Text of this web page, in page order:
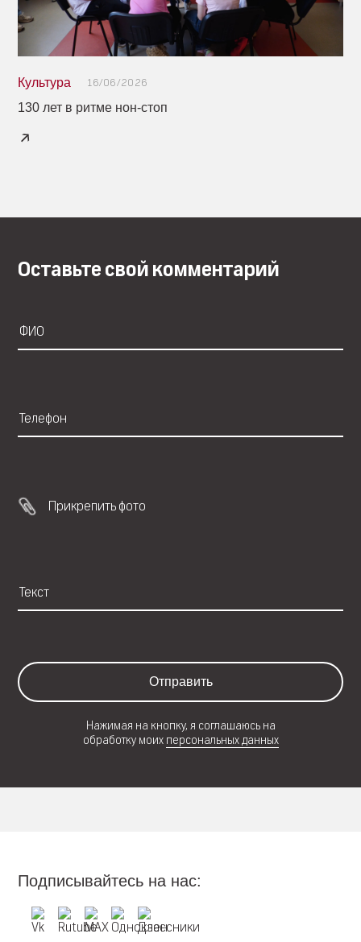
Культура 16/06/2026
130 лет в ритме нон-стоп
Оставьте свой комментарий
Прикрепить фото
Отправить
Нажимая на кнопку, я соглашаюсь на
обработку моих персональных данных
Подписывайтесь на нас: